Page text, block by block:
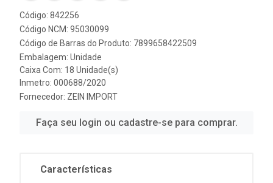
Código: 842256
Código NCM: 95030099
Código de Barras do Produto: 7899658422509
Embalagem: Unidade
Caixa Com: 18 Unidade(s)
Inmetro: 000688/2020
Fornecedor: ZEIN IMPORT
Faça seu login ou cadastre-se para comprar.
Características